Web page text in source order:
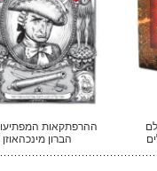
ההרפתקאות
הברון מינכהאוזן